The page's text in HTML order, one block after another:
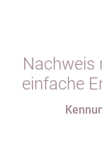
Nachweis
einfache
§ 29